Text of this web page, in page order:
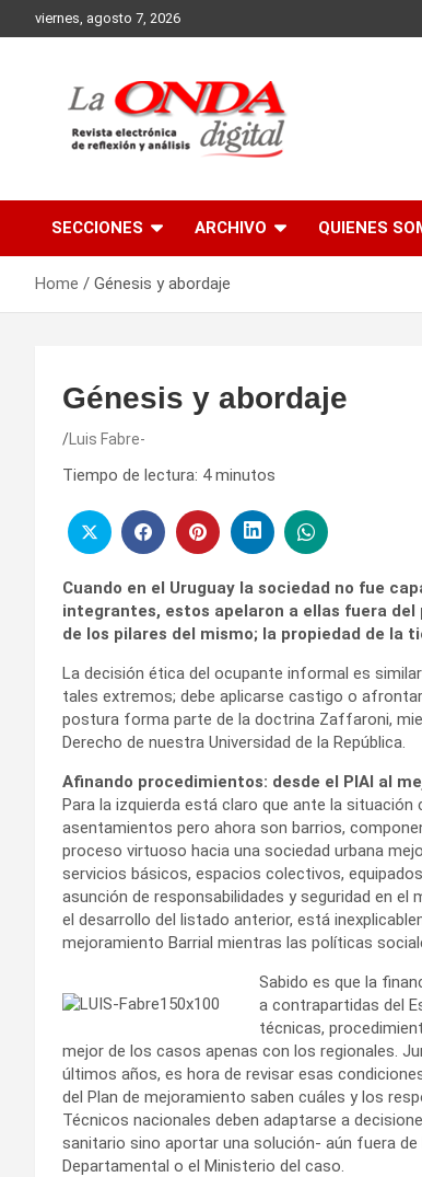
to
viernes, agosto 7, 2026
SECCIONES ARCHIVO QUIENES
Home Génesis y abordaje
Génesis y abordaje
Luis Fabre-
Tiempo de lectura: 4 minutos
Cuando en el Uruguay la sociedad no fue
integrantes, estos apelaron a ellas fuera
de los pilares del mismo; la propiedad de la
La decisión ética del ocupante informal es
tales extremos; debe aplicarse castigo o
postura forma parte de la doctrina Zaffaroni,
Derecho de nuestra Universidad de la República.
Afinando procedimientos: desde el PIAI al
Para la izquierda está claro que ante la
asentamientos pero ahora son barrios,
proceso virtuoso hacia una sociedad urbana
servicios básicos, espacios colectivos,
asunción de responsabilidades y seguridad en
el desarrollo del listado anterior, está
mejoramiento Barrial mientras las políticas
Sabido es que la
a contrapartidas del
técnicas,
mejor de los casos apenas con los regionales.
últimos años, es hora de revisar esas
del Plan de mejoramiento saben cuáles y los
Técnicos nacionales deben adaptarse a
sanitario sino aportar una solución- aún fuera
Departamental o el Ministerio del caso.